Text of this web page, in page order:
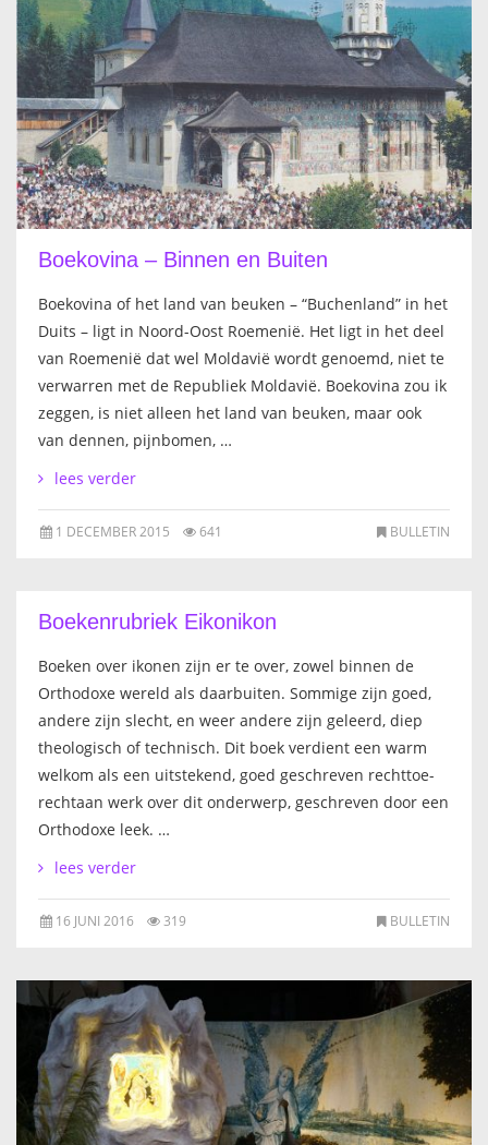
Boekovina – Binnen en Buiten
Boekovina of het land van beuken – “Buchenland” in het
Duits – ligt in Noord-Oost Roemenië. Het ligt in het deel
van Roemenië dat wel Moldavië wordt genoemd, niet te
verwarren met de Republiek Moldavië. Boekovina zou ik
zeggen, is niet alleen het land van beuken, maar ook
van dennen, pijnbomen, …
lees verder
BULLETIN
1 DECEMBER 2015 641
Boekenrubriek Eikonikon
Boeken over ikonen zijn er te over, zowel binnen de
Orthodoxe wereld als daarbuiten. Sommige zijn goed,
andere zijn slecht, en weer andere zijn geleerd, diep
theologisch of technisch. Dit boek verdient een warm
welkom als een uitstekend, goed geschreven rechttoe-
rechtaan werk over dit onderwerp, geschreven door een
Orthodoxe leek. …
lees verder
BULLETIN
16 JUNI 2016 319